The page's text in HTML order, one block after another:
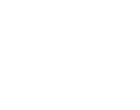
【重庆二郎开荒保洁公司_
万盛经开区孝子河二郎峡
茅台、习酒、郎酒、国台聚